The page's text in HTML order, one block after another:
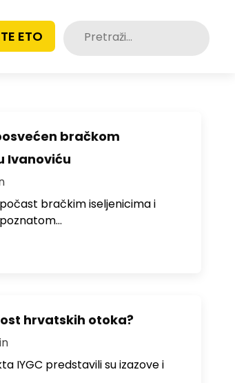
ETO Pretraži:
bračkom
Ivanoviću
bračkim iseljenicima i
hrvatskih otoka?
IYGC predstavili su izazove i